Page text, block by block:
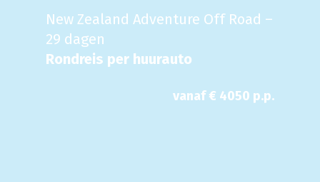
New Zealand Adventure Off Road –
29 dagen
Rondreis per huurauto
vanaf € 4050 p.p.